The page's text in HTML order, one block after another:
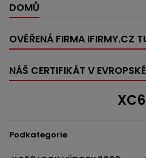
DOMŮ
OVĚŘENÁ FIRMA IFIRMY.CZ
NÁŠ CERTIFIKÁT V
Podkategorie